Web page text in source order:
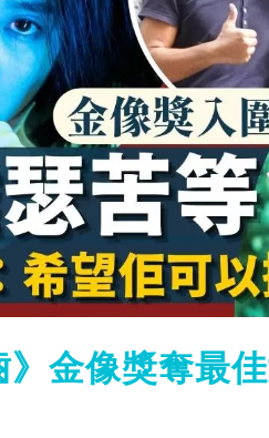
金像獎奪最